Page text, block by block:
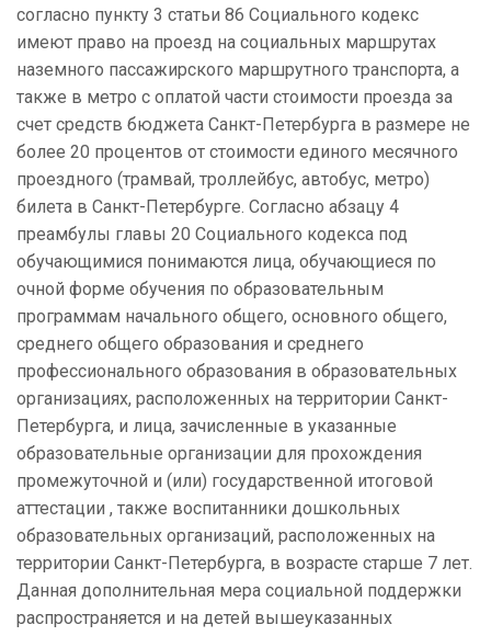
согласно пункту 3 статьи 86 Социального кодекс
имеют право на проезд на социальных маршрутах
наземного пассажирского маршрутного транспорта, а
также в метро с оплатой части стоимости проезда за
счет средств бюджета Санкт-Петербурга в размере не
более 20 процентов от стоимости единого месячного
проездного (трамвай, троллейбус, автобус, метро)
билета в Санкт-Петербурге. Согласно абзацу 4
преамбулы главы 20 Социального кодекса под
обучающимися понимаются лица, обучающиеся по
очной форме обучения по образовательным
программам начального общего, основного общего,
среднего общего образования и среднего
профессионального образования в образовательных
организациях, расположенных на территории Санкт-
Петербурга, и лица, зачисленные в указанные
образовательные организации для прохождения
промежуточной и (или) государственной итоговой
аттестации , также воспитанники дошкольных
образовательных организаций, расположенных на
территории Санкт-Петербурга, в возрасте старше 7 лет.
Данная дополнительная мера социальной поддержки
распространяется и на детей вышеуказанных